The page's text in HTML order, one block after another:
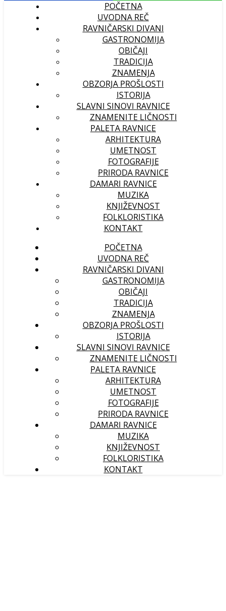
POČETNA
UVODNA REČ
RAVNIČARSKI DIVANI
GASTRONOMIJA
OBIČAJI
TRADICIJA
ZNAMENJA
OBZORJA PROŠLOSTI
ISTORIJA
SLAVNI SINOVI RAVNICE
ZNAMENITE LIČNOSTI
PALETA RAVNICE
ARHITEKTURA
UMETNOST
FOTOGRAFIJE
PRIRODA RAVNICE
DAMARI RAVNICE
MUZIKA
KNJIŽEVNOST
FOLKLORISTIKA
KONTAKT
POČETNA
UVODNA REČ
RAVNIČARSKI DIVANI
GASTRONOMIJA
OBIČAJI
TRADICIJA
ZNAMENJA
OBZORJA PROŠLOSTI
ISTORIJA
SLAVNI SINOVI RAVNICE
ZNAMENITE LIČNOSTI
PALETA RAVNICE
ARHITEKTURA
UMETNOST
FOTOGRAFIJE
PRIRODA RAVNICE
DAMARI RAVNICE
MUZIKA
KNJIŽEVNOST
FOLKLORISTIKA
KONTAKT